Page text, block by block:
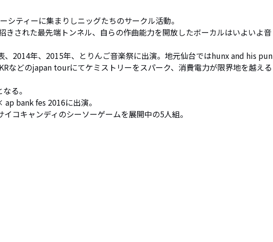
シティーに集まりしニッグたちのサークル活動。
きされた最先端トンネル、自らの作曲能力を開放したボーカルはいよいよ音
、2014年、2015年、とりんご音楽祭に出演。地元仙台ではhunx and his pun
などのjapan tourにてケミストリーをスパーク、消費電力が限界地を越える
る。
bank fes 2016に出演。